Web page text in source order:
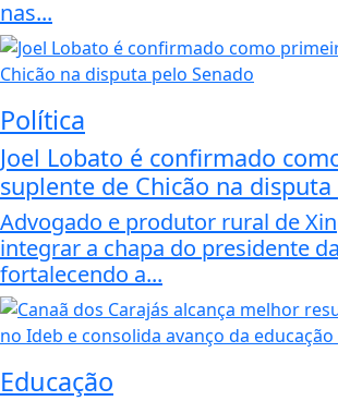
nas...
Política
Joel Lobato é confirmado
suplente de Chicão na
Advogado e produtor rural de
integrar a chapa do presidente
fortalecendo a...
Educação